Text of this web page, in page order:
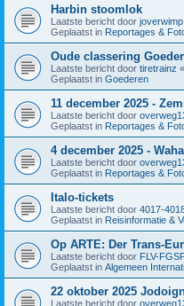
Harbin stoomlok
Laatste bericht door joverwimp
Geplaatst in Reportages &
Oude classering
Laatste bericht door tiretrainz «
Geplaatst in Goederen
11 december 2025 -
Laatste bericht door
Geplaatst in Reportages &
4 december 2025 - Waha
Laatste bericht door
Geplaatst in Reportages &
Italo-tickets
Laatste bericht door 4017-
Geplaatst in Reisinformatie &
Op ARTE: Der Trans-
Laatste bericht door FLV-
Geplaatst in Algemeen
22 oktober 2025
Laatste bericht door